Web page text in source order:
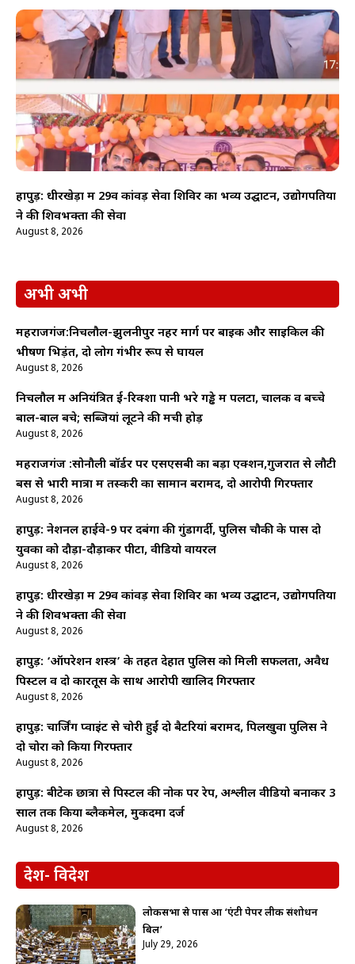
हापुड़: धीरखेड़ा में 29वें कांवड़ सेवा शिविर का भव्य उद्घाटन, उद्योगपतियों
ने की शिवभक्तों की सेवा
August 8, 2026
अभी अभी
महराजगंज:निचलौल-झुलनीपुर नहर मार्ग पर बाइक और साइकिल की
भीषण भिड़ंत, दो लोग गंभीर रूप से घायल
August 8, 2026
निचलौल में अनियंत्रित ई-रिक्शा पानी भरे गड्ढे में पलटा, चालक व बच्चे
बाल-बाल बचे; सब्जियां लूटने की मची होड़
August 8, 2026
महराजगंज :सोनौली बॉर्डर पर एसएसबी का बड़ा एक्शन,गुजरात से लौटी
बस से भारी मात्रा में तस्करी का सामान बरामद, दो आरोपी गिरफ्तार
August 8, 2026
हापुड़: नेशनल हाईवे-9 पर दबंगों की गुंडागर्दी, पुलिस चौकी के पास दो
युवकों को दौड़ा-दौड़ाकर पीटा, वीडियो वायरल
August 8, 2026
हापुड़: धीरखेड़ा में 29वें कांवड़ सेवा शिविर का भव्य उद्घाटन, उद्योगपतियों
ने की शिवभक्तों की सेवा
August 8, 2026
हापुड़: ‘ऑपरेशन शस्त्र’ के तहत देहात पुलिस को मिली सफलता, अवैध
पिस्टल व दो कारतूस के साथ आरोपी खालिद गिरफ्तार
August 8, 2026
हापुड़: चार्जिंग प्वाइंट से चोरी हुईं दो बैटरियां बरामद, पिलखुवा पुलिस ने
दो चोरों को किया गिरफ्तार
August 8, 2026
हापुड़: बीटेक छात्रा से पिस्टल की नोक पर रेप, अश्लील वीडियो बनाकर 3
साल तक किया ब्लैकमेल, मुकदमा दर्ज
August 8, 2026
देश- विदेश
लोकसभा से पास हुआ ‘एंटी पेपर लीक संशोधन
बिल’
July 29, 2026